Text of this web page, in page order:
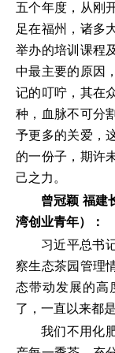
五个年度，从刚
足在福州，诸多
举办的培训课程
中最主要的原因
记的叮咛，其在
种，血脉不可分
予更多的关爱，
的一份子，期许
己之力。
曾冠颖 福建
湾创业青年）：
习近平总书
察生态茶园管理
态带动发展的高
了，一直以来都
我们不用化